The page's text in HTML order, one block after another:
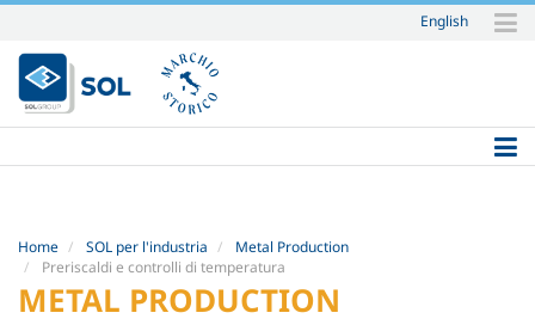
Salta
ai
contenuti.
|
alla
English
Home SOL per l'industria
Metal Production
Preriscaldi e controlli di temperatura
METAL PRODUCTION